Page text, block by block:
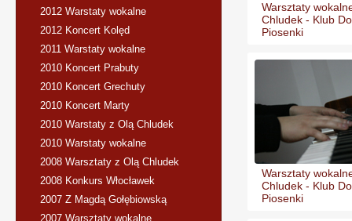
2012 Warstaty wokalne
2012 Koncert Kolęd
2011 Warstaty wokalne
2010 Koncert Prabuty
2010 Koncert Grechuty
2010 Koncert Marty
2010 Warstaty z Olą Chludek
2010 Warstaty wokalne
2008 Warsztaty z Olą Chludek
2008 Konkurs Włocławek
2007 Z Magdą Gołębiowską
2007 Warsztaty wokalne
Warsztaty
Chludek - Klub
Piosenki
Warsztaty
Chludek - Klub
Piosenki